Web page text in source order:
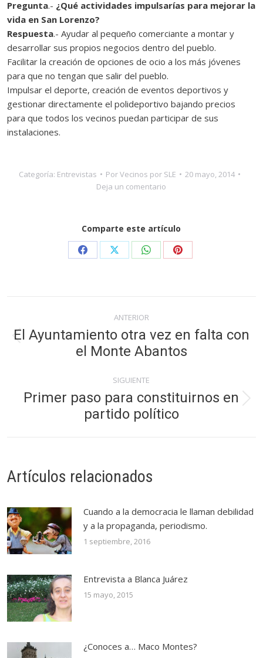
Pregunta.- ¿Qué actividades impulsarías para mejorar la
vida en San Lorenzo?
Respuesta.- Ayudar al pequeño comerciante a montar y
desarrollar sus propios negocios dentro del pueblo.
Facilitar la creación de opciones de ocio a los más jóvenes
para que no tengan que salir del pueblo.
Impulsar el deporte, creación de eventos deportivos y
gestionar directamente el polideportivo bajando precios
para que todos los vecinos puedan participar de sus
instalaciones.
Categoría: Entrevistas PorVecinos por SLE
20 mayo, 2014
Deja un comentario
Comparte este artículo
Share Share Share Share
entre
publicaciones
ANTERIOR
Publicación
anterior:
El Ayuntamiento otra vez en falta con
el Monte Abantos
SIGUIENTE
Publicación
siguiente:
Primer paso para constituirnos en
partido político
Artículos relacionados
Cuando a la democracia le llaman debilidad
y a la propaganda, periodismo.
1 septiembre, 2016
Entrevista a Blanca Juárez
15 mayo, 2015
¿Conoces a… Maco Montes?